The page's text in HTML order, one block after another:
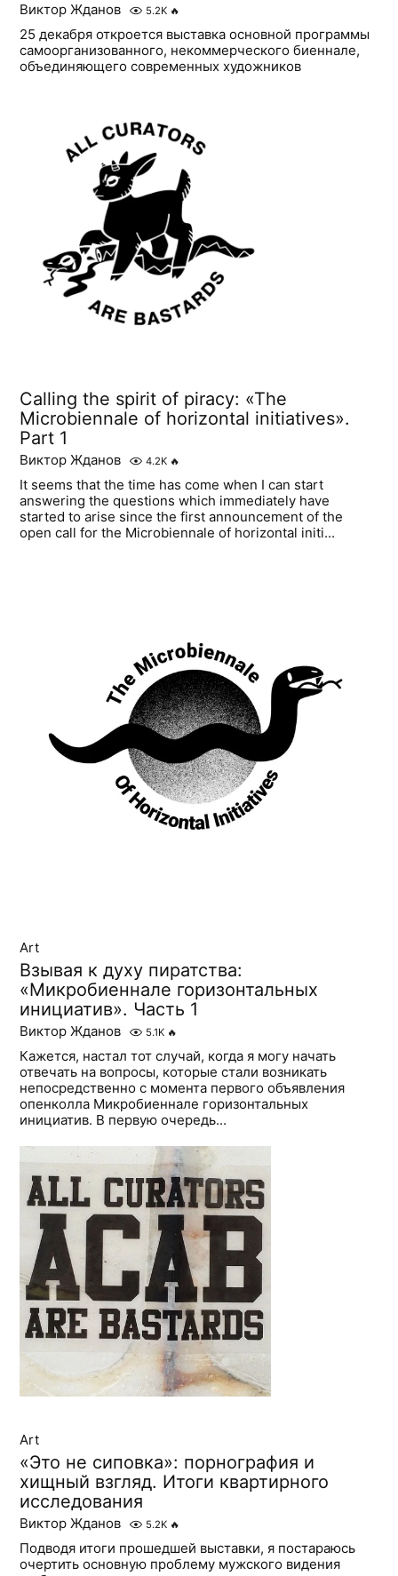
Виктор Жданов 5.2K 🔥
25 декабря откроется выставка основной программы
самоорганизованного, некоммерческого биеннале,
объединяющего современных художников
Calling the spirit of piracy: «The
Microbiennale of horizontal initiatives».
Part 1
Виктор Жданов 4.2K 🔥
It seems that the time has come when I can start
answering the questions which immediately have
started to arise since the first announcement of the
open call for the Microbiennale of horizontal initi...
Art
Взывая к духу пиратства:
«Микробиеннале горизонтальных
инициатив». Часть 1
Виктор Жданов 5.1K 🔥
Кажется, настал тот случай, когда я могу начать
отвечать на вопросы, которые стали возникать
непосредственно с момента первого объявления
опенколла Микробиеннале горизонтальных
инициатив. В первую очередь...
Art
«Это не сиповка»: порнография и
хищный взгляд. Итоги квартирного
исследования
Виктор Жданов 5.2K 🔥
Подводя итоги прошедшей выставки, я постараюсь
очертить основную проблему мужского видения